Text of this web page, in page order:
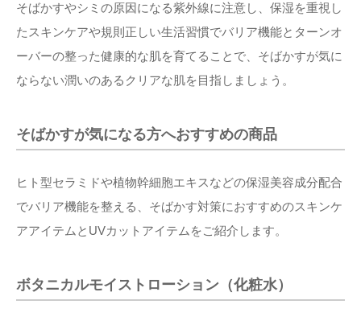
そばかすやシミの原因になる紫外線に注意し、保湿を重視し
たスキンケアや規則正しい生活習慣でバリア機能とターンオ
ーバーの整った健康的な肌を育てることで、そばかすが気に
ならない潤いのあるクリアな肌を目指しましょう。
そばかすが気になる方へおすすめの商品
ヒト型セラミドや植物幹細胞エキスなどの保湿美容成分配合
でバリア機能を整える、そばかす対策におすすめのスキンケ
アアイテムとUVカットアイテムをご紹介します。
ボタニカルモイストローション（化粧水）